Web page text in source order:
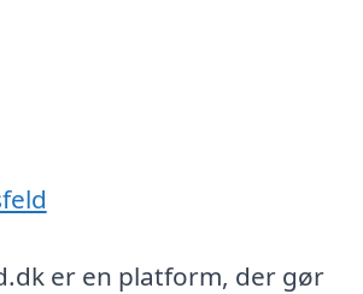
er en platform, der gør